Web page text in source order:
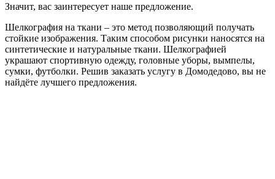
Значит, вас заинтересует наше предложение.
Шелкография на ткани – это метод позволяющий получать
стойкие изображения. Таким способом рисунки наносятся на
синтетические и натуральные ткани. Шелкографией
украшают спортивную одежду, головные уборы, вымпелы,
сумки, футболки. Решив заказать услугу в Домодедово, вы не
найдёте лучшего предложения.